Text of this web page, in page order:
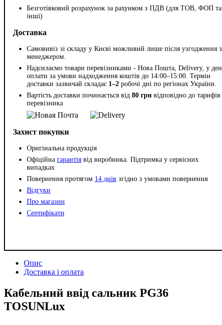
Безготівковий розрахунок за рахунком з ПДВ (для ТОВ, ФОП та
інші)
Доставка
Самовивіз зі складу у Києві можливий лише після узгодження з
менеджером.
Надсилаємо товари перевізниками - Нова Пошта, Delivery, у
оплати за умови надходження коштів до 14:00–15:00. Термін
доставки зазвичай складає 1–2 робочі дні по регіонах України.
Вартість доставки починається від 80 грн відповідно до тарифів
перевізника
Захист покупки
Оригінальна продукція
Офіційна гарантія від виробника. Підтримка у сервісних
випадках
Повернення протягом 14 днів згідно з умовами повернення
Відгуки
Про магазин
Сертифікати
Опис
Доставка і оплата
Кабельний ввід сальник PG36
TOSUNLux